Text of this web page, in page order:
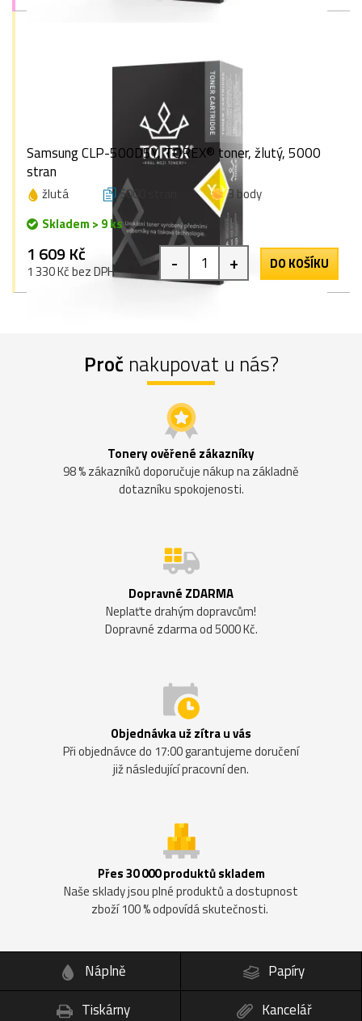
Samsung CLP-500D5Y, TOREX® toner, žlutý, 5000
stran
žlutá 5000 stran
3 body
Skladem > 9 ks
1 609 Kč
1 330 Kč bez DPH - + DO KOŠÍKU
Proč nakupovat u nás?
Tonery ověřené zákazníky
98 % zákazníků doporučuje nákup na základně
dotazníku spokojenosti.
Dopravné ZDARMA
Neplaťte drahým dopravcům!
Dopravné zdarma od 5000 Kč.
Objednávka už zítra u vás
Při objednávce do 17:00 garantujeme doručení
již následující pracovní den.
Přes 30 000 produktů skladem
Naše sklady jsou plné produktů a dostupnost
zboží 100 % odpovídá skutečnosti.
Náplně
Papíry
Tiskárny
Kancelář